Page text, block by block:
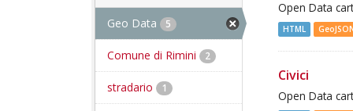
Geo Data 5
Comune di Rimini 2
stradario 1
Open Data
HTML
Civici
Open Data